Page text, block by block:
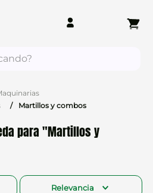
Martillos y combos
Martillos y
Relevancia